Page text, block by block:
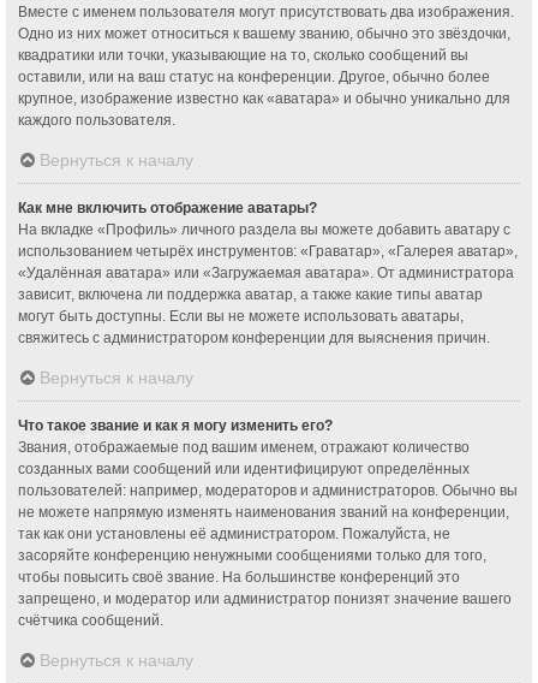
Вместе с именем пользователя могут присутствовать два изображения.
Одно из них может относиться к вашему званию, обычно это звёздочки,
квадратики или точки, указывающие на то, сколько сообщений вы
оставили, или на ваш статус на конференции. Другое, обычно более
крупное, изображение известно как «аватара» и обычно уникально для
каждого пользователя.
Вернуться к началу
Как мне включить отображение аватары?
На вкладке «Профиль» личного раздела вы можете добавить аватару с
использованием четырёх инструментов: «Граватар», «Галерея аватар»,
«Удалённая аватара» или «Загружаемая аватара». От администратора
зависит, включена ли поддержка аватар, а также какие типы аватар
могут быть доступны. Если вы не можете использовать аватары,
свяжитесь с администратором конференции для выяснения причин.
Вернуться к началу
Что такое звание и как я могу изменить его?
Звания, отображаемые под вашим именем, отражают количество
созданных вами сообщений или идентифицируют определённых
пользователей: например, модераторов и администраторов. Обычно вы
не можете напрямую изменять наименования званий на конференции,
так как они установлены её администратором. Пожалуйста, не
засоряйте конференцию ненужными сообщениями только для того,
чтобы повысить своё звание. На большинстве конференций это
запрещено, и модератор или администратор понизят значение вашего
счётчика сообщений.
Вернуться к началу